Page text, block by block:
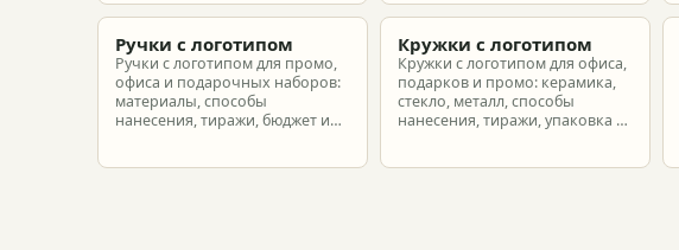
новых сотрудников.
подготовить заказ без лишнего
Ручки с логотипом
Ручки с логотипом для промо,
офиса и подарочных наборов:
материалы, способы
нанесения, тиражи, бюджет и
Кружки с логотипом
Кружки с логотипом для офиса,
подарков и промо: керамика,
стекло, металл, способы
нанесения, тиражи, упаковка и